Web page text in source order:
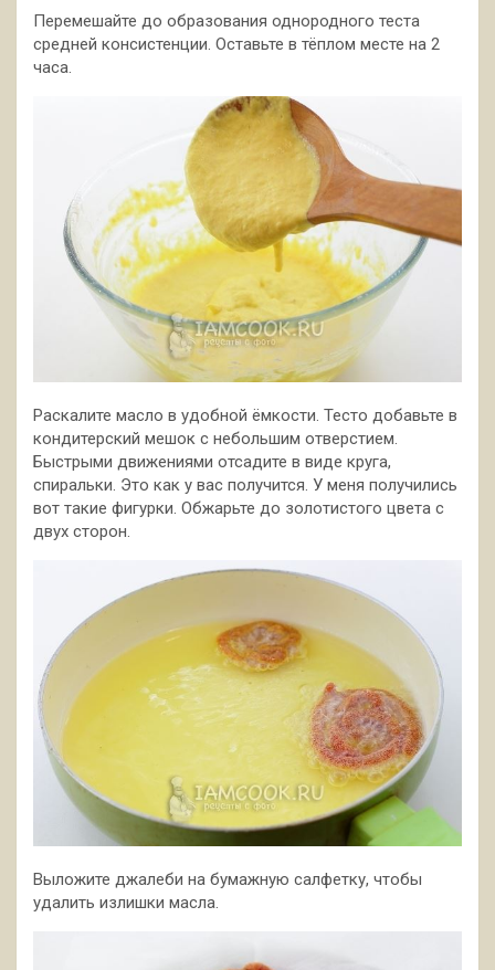
Перемешайте до образования однородного теста
средней консистенции. Оставьте в тёплом месте на 2
часа.
Раскалите масло в удобной ёмкости. Тесто добавьте в
кондитерский мешок с небольшим отверстием.
Быстрыми движениями отсадите в виде круга,
спиральки. Это как у вас получится. У меня получились
вот такие фигурки. Обжарьте до золотистого цвета с
двух сторон.
Выложите джалеби на бумажную салфетку, чтобы
удалить излишки масла.